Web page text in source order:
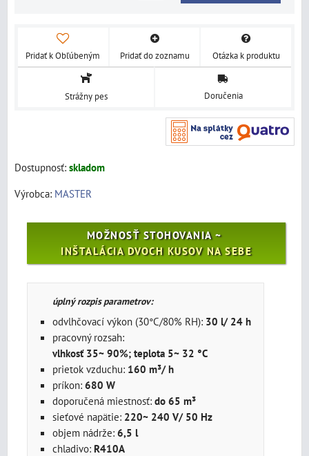
Pridať k Obľúbeným Pridať do zoznamu Otázka k produktu
Strážny pes Doručenia
Dostupnosť: skladom
Výrobca: MASTER
MOŽNOSŤ STOHOVANIA ~
INŠTALÁCIA DVOCH KUSOV NA SEBE
úplný rozpis parametrov:
odvlhčovací výkon (30°C/80% RH): 30 l/ 24 h
pracovný rozsah:
vlhkosť 35~ 90%; teplota 5~ 32 °C
prietok vzduchu: 160 m³/ h
príkon: 680 W
doporučená miestnosť: do 65 m³
sieťové napätie: 220~ 240 V/ 50 Hz
objem nádrže: 6,5 l
chladivo: R410A